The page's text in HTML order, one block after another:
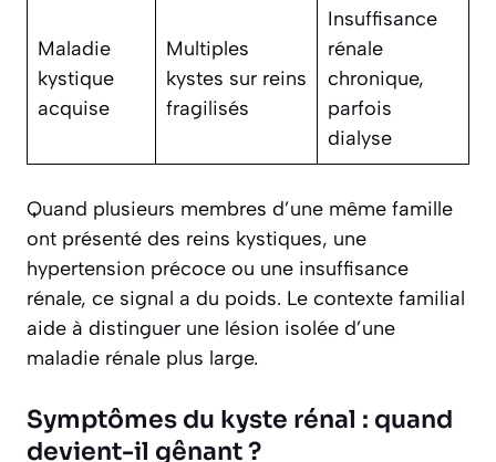
Maladie
kystique
acquise
Multiples
kystes sur reins
fragilisés
Insuffisance
rénale
chronique,
parfois
dialyse
Quand plusieurs membres d’une même famille
ont présenté des reins kystiques, une
hypertension précoce ou une insuffisance
rénale, ce signal a du poids. Le contexte familial
aide à distinguer une lésion isolée d’une
maladie rénale plus large.
Symptômes du kyste rénal : quand
devient-il gênant ?